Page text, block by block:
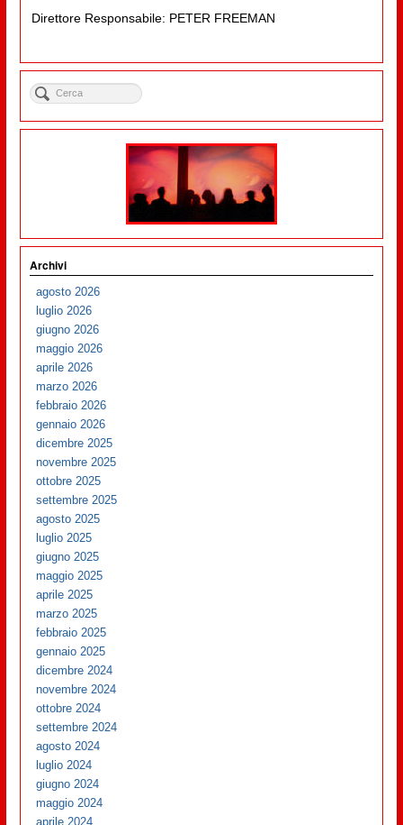
Direttore Responsabile: PETER FREEMAN
Archivi
agosto 2026
luglio 2026
giugno 2026
maggio 2026
aprile 2026
marzo 2026
febbraio 2026
gennaio 2026
dicembre 2025
novembre 2025
ottobre 2025
settembre 2025
agosto 2025
luglio 2025
giugno 2025
maggio 2025
aprile 2025
marzo 2025
febbraio 2025
gennaio 2025
dicembre 2024
novembre 2024
ottobre 2024
settembre 2024
agosto 2024
luglio 2024
giugno 2024
maggio 2024
aprile 2024